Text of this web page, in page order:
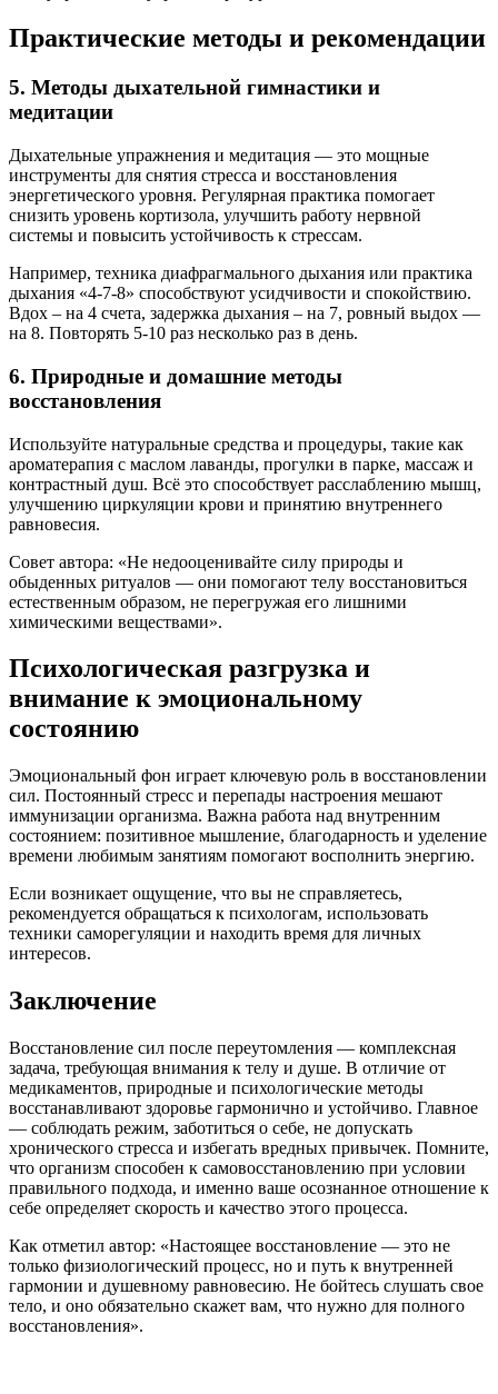
Практические методы и рекомендации
5. Методы дыхательной гимнастики и
медитации
Дыхательные упражнения и медитация — это мощные
инструменты для снятия стресса и восстановления
энергетического уровня. Регулярная практика помогает
снизить уровень кортизола, улучшить работу нервной
системы и повысить устойчивость к стрессам.
Например, техника диафрагмального дыхания или практика
дыхания «4-7-8» способствуют усидчивости и спокойствию.
Вдох – на 4 счета, задержка дыхания – на 7, ровный выдох —
на 8. Повторять 5-10 раз несколько раз в день.
6. Природные и домашние методы
восстановления
Используйте натуральные средства и процедуры, такие как
ароматерапия с маслом лаванды, прогулки в парке, массаж и
контрастный душ. Всё это способствует расслаблению мышц,
улучшению циркуляции крови и принятию внутреннего
равновесия.
Совет автора: «Не недооценивайте силу природы и
обыденных ритуалов — они помогают телу восстановиться
естественным образом, не перегружая его лишними
химическими веществами».
Психологическая разгрузка и
внимание к эмоциональному
состоянию
Эмоциональный фон играет ключевую роль в восстановлении
сил. Постоянный стресс и перепады настроения мешают
иммунизации организма. Важна работа над внутренним
состоянием: позитивное мышление, благодарность и уделение
времени любимым занятиям помогают восполнить энергию.
Если возникает ощущение, что вы не справляетесь,
рекомендуется обращаться к психологам, использовать
техники саморегуляции и находить время для личных
интересов.
Заключение
Восстановление сил после переутомления — комплексная
задача, требующая внимания к телу и душе. В отличие от
медикаментов, природные и психологические методы
восстанавливают здоровье гармонично и устойчиво. Главное
— соблюдать режим, заботиться о себе, не допускать
хронического стресса и избегать вредных привычек. Помните,
что организм способен к самовосстановлению при условии
правильного подхода, и именно ваше осознанное отношение к
себе определяет скорость и качество этого процесса.
Как отметил автор: «Настоящее восстановление — это не
только физиологический процесс, но и путь к внутренней
гармонии и душевному равновесию. Не бойтесь слушать свое
тело, и оно обязательно скажет вам, что нужно для полного
восстановления».